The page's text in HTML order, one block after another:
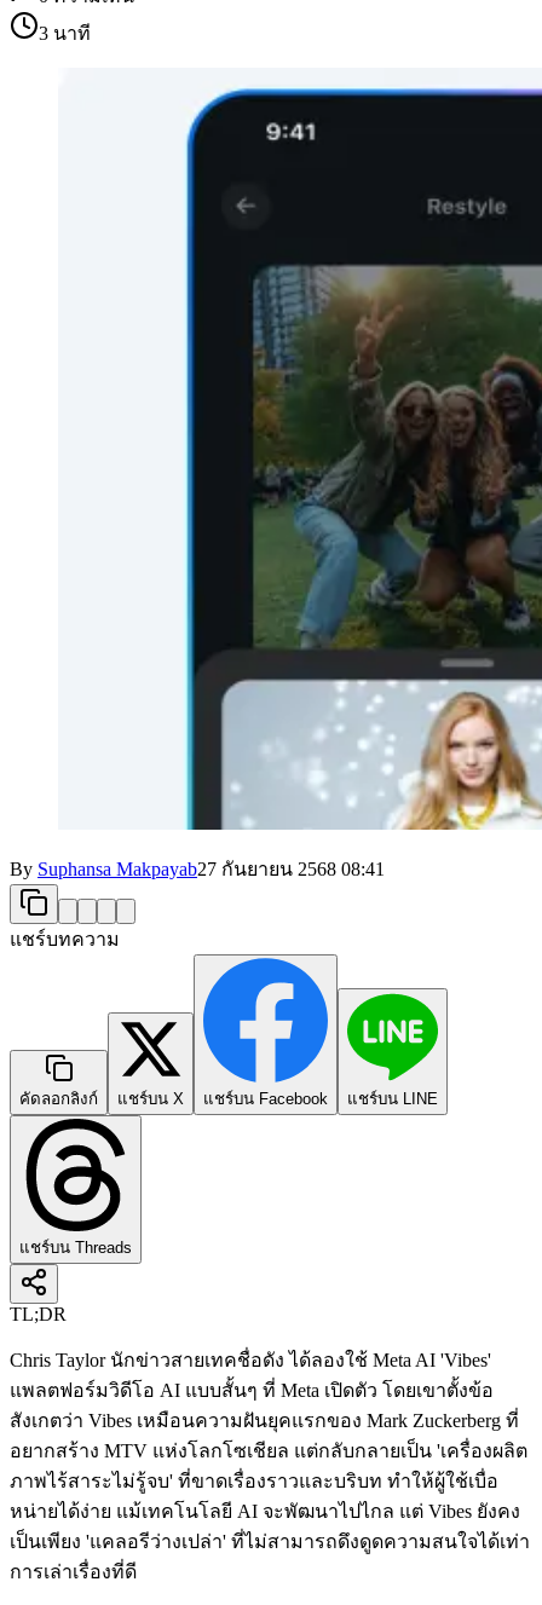
3 นาที
By Suphansa Makpayab27 กันยายน 2568 08:41
แชร์บทความ
คัดลอกลิงก์ แชร์บน X แชร์บน Facebook แชร์บน LINE
แชร์บน Threads
TL;DR
Chris Taylor นักข่าวสายเทคชื่อดัง ได้ลองใช้ Meta AI 'Vibes'
แพลตฟอร์มวิดีโอ AI แบบสั้นๆ ที่ Meta เปิดตัว โดยเขาตั้งข้อ
สังเกตว่า Vibes เหมือนความฝันยุคแรกของ Mark Zuckerberg ที่
อยากสร้าง MTV แห่งโลกโซเชียล แต่กลับกลายเป็น 'เครื่องผลิต
ภาพไร้สาระไม่รู้จบ' ที่ขาดเรื่องราวและบริบท ทำให้ผู้ใช้เบื่อ
หน่ายได้ง่าย แม้เทคโนโลยี AI จะพัฒนาไปไกล แต่ Vibes ยังคง
เป็นเพียง 'แคลอรีว่างเปล่า' ที่ไม่สามารถดึงดูดความสนใจได้เท่า
การเล่าเรื่องที่ดี